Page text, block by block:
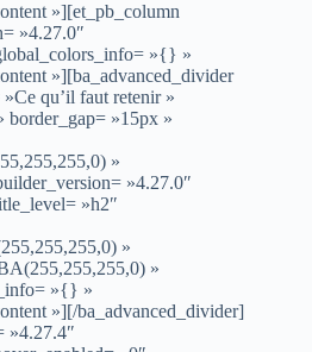
»][et_pb_column
»4.27.0″
»{} »
»][ba_advanced_divider
qu’il faut retenir »
border_gap= »15px »
»
»4.27.0″
»h2″
»
»
»{} »
»][/ba_advanced_divider]
»4.27.4″